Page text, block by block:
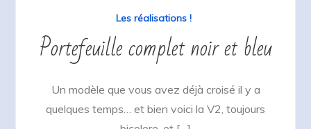
Les réalisations !
Portefeuille complet noir et bleu
Un modèle que vous avez déjà croisé il y a
quelques temps… et bien voici la V2, toujours